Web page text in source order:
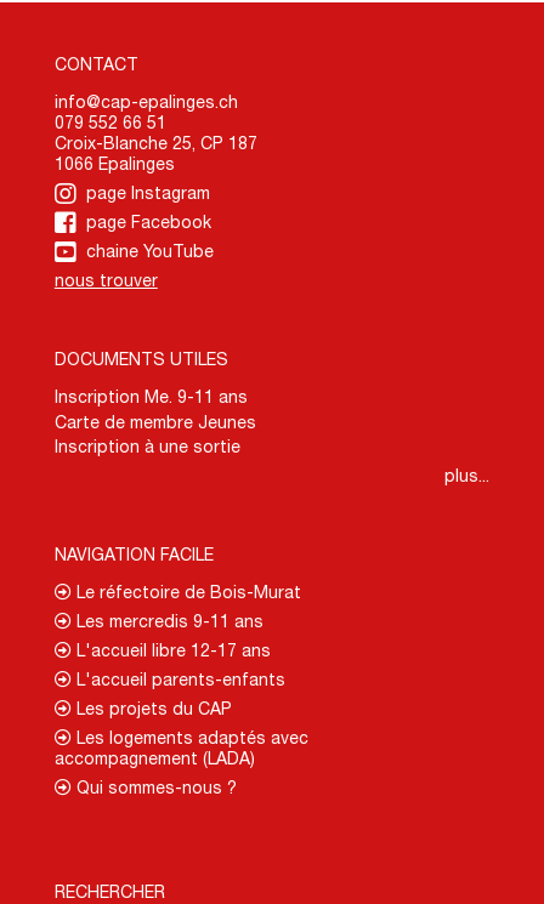
CONTACT
info@cap-epalinges.ch
079 552 66 51
Croix-Blanche 25, CP 187
1066 Epalinges
page Instagram
page Facebook
chaine YouTube
nous trouver
DOCUMENTS UTILES
Inscription Me. 9-11 ans
Carte de membre Jeunes
Inscription à une sortie
plus...
NAVIGATION FACILE
Le réfectoire de Bois-Murat
Les mercredis 9-11 ans
L'accueil libre 12-17 ans
L'accueil parents-enfants
Les projets du CAP
Les logements adaptés avec
accompagnement (LADA)
Qui sommes-nous ?
RECHERCHER